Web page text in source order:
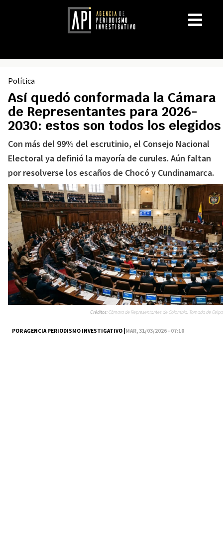
Política
Así quedó conformada la Cámara
de Representantes para 2026-
2030: estos son todos los elegidos
Con más del 99% del escrutinio, el Consejo Nacional
Electoral ya definió la mayoría de curules. Aún faltan
por resolverse los escaños de Chocó y Cundinamarca.
POR AGENCIA PERIODISMO INVESTIGATIVO |MAR, 31/03/2026 - 07:10
Créditos:Cámara de Representantes de Colombia. Tomada de Ceipa